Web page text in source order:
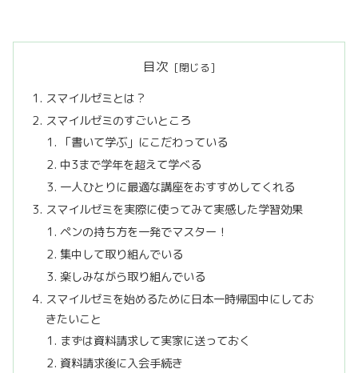
目次
スマイルゼミとは？
スマイルゼミのすごいところ
「書いて学ぶ」にこだわっている
中3まで学年を超えて学べる
一人ひとりに最適な講座をおすすめしてくれる
スマイルゼミを実際に使ってみて実感した学習効果
ペンの持ち方を一発でマスター！
集中して取り組んでいる
楽しみながら取り組んでいる
スマイルゼミを始めるために日本一時帰国中にしてお
きたいこと
まずは資料請求して実家に送っておく
資料請求後に入会手続き